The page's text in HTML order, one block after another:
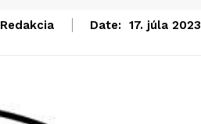
Redakcia Date: 17. júla 2023